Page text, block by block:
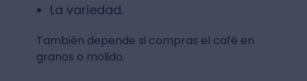
La variedad.
También depende si compras el café en
granos o molido.